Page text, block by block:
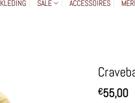
KLEDING SALE ACCESSOIRES
€55,00